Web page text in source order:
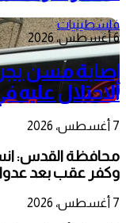
فلسطينيات
6 أغسطس، 2026
إصابة مسن
الاحتلال عليه
7 أغسطس، 2026
محافظة القدس:
وكفر عقب بعد
7 أغسطس، 2026